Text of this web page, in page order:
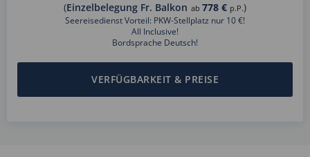
(Einzelbelegung Fr. Balkon ab 778 € p.P.)
Seereisedienst Vorteil: PKW-Stellplatz nur 10 €!
All Inclusive!
Bordsprache Deutsch!
VERFÜGBARKEIT & PREISE